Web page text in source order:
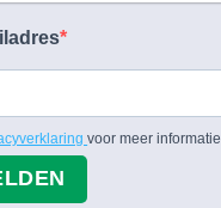
voor meer informatie.